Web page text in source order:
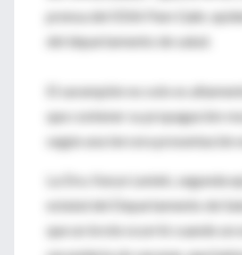
prensa del IDSA Pam Gahr,
del departamento de salud.
El sarampión no solo es
que contener su propagación
según una tercera presentación
La Dra. Karyn Leniek, segunda
estatal del Departamento de
que un brote ocurrió cuando un